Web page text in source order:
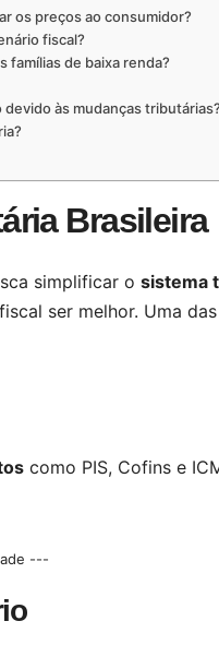
os preços ao consumidor?
fiscal?
famílias de baixa renda?
às mudanças tributárias?
Brasileira
simplificar o sistema
ser melhor. Uma
como PIS, Cofins e
---